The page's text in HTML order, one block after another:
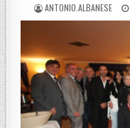
POSTED BY
ANTONIO.ALBANESE